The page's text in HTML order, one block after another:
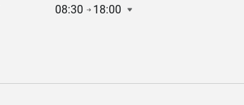
08:30
18:00